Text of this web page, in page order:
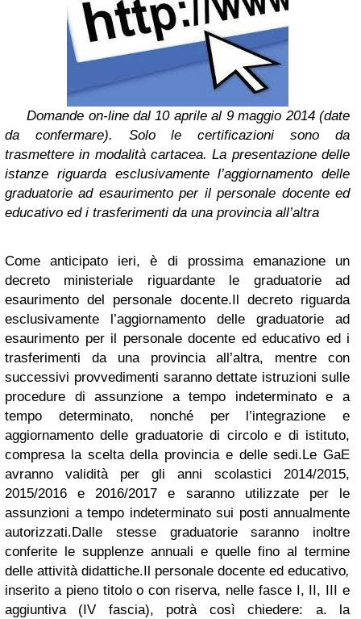
Domande on-line dal 10 aprile al 9 maggio 2014 (date
da confermare). Solo le certificazioni sono da
trasmettere in modalità cartacea. La presentazione delle
istanze riguarda esclusivamente l’aggiornamento delle
graduatorie ad esaurimento per il personale docente ed
educativo ed i trasferimenti da una provincia all’altra
Come anticipato ieri, è di prossima emanazione un
decreto ministeriale riguardante le graduatorie ad
esaurimento del personale docente.Il decreto riguarda
esclusivamente l’aggiornamento delle graduatorie ad
esaurimento per il personale docente ed educativo ed i
trasferimenti da una provincia all’altra, mentre con
successivi provvedimenti saranno dettate istruzioni sulle
procedure di assunzione a tempo indeterminato e a
tempo determinato, nonché per l’integrazione e
aggiornamento delle graduatorie di circolo e di istituto,
compresa la scelta della provincia e delle sedi.Le GaE
avranno validità per gli anni scolastici 2014/2015,
2015/2016 e 2016/2017 e saranno utilizzate per le
assunzioni a tempo indeterminato sui posti annualmente
autorizzati.Dalle stesse graduatorie saranno inoltre
conferite le supplenze annuali e quelle fino al termine
delle attività didattiche.Il personale docente ed educativo,
inserito a pieno titolo o con riserva, nelle fasce I, II, III e
aggiuntiva (IV fascia), potrà così chiedere: a. la